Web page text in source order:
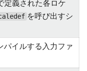
義された各ロケ
を呼び出すシ
パイルする入力ファ